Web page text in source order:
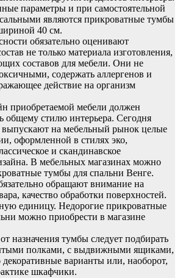
параметры и при самостоятельной
являются прикроватные тумбы
40 см.
обязательно оценивают
не только материала изготовления,
составов для мебели. Они не
содержать аллергенов и
действие на организм
приобретаемой мебели должен
общему стилю интерьера. Сегодня
выпускают на мебельный рынок целые
оформленной в стилях эко,
и скандинавское
В мебельных магазинах можно
тумбы для спальни Венге.
обращают внимание на
качество обработки поверхностей.
единицу. Недорогие прикроватные
можно приобрести в магазине
назначения тумбы следует подбирать
полками, с выдвижными ящиками,
варианты или, наоборот,
шкафчики.